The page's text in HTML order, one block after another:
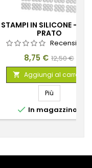
STAMPI IN SILICONE -
PRATO
Recensioni:
Prezzo
8,75 € Prezzo
base
12,50 €
 Aggiungi al carrello
Più
 In magazzino